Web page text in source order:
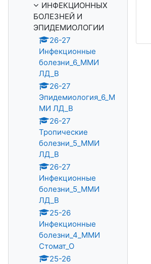
ИНФЕКЦИОННЫХ
БОЛЕЗНЕЙ И
ЭПИДЕМИОЛОГИИ
26-27
Инфекционные
болезни_6_ММИ
ЛД_В
26-27
Эпидемиология_6_М
МИ ЛД_В
26-27
Тропические
болезни_5_ММИ
ЛД_В
26-27
Инфекционные
болезни_5_ММИ
ЛД_В
25-26
Инфекционные
болезни_4_ММИ
Стомат_О
25-26